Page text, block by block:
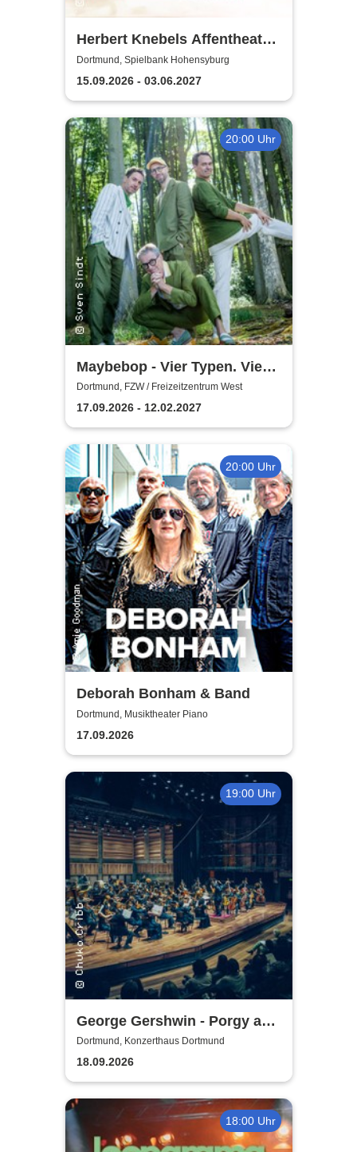
Herbert Knebels Affentheater
- Voll Karacho!
Dortmund, Spielbank Hohensyburg
15.09.2026 - 03.06.2027
20:00 Uhr
Maybebop - Vier Typen. Vier
Mikrofone. Sonst nichts.
Dortmund, FZW / Freizeitzentrum West
17.09.2026 - 12.02.2027
20:00 Uhr
Deborah Bonham & Band
Dortmund, Musiktheater Piano
17.09.2026
19:00 Uhr
George Gershwin - Porgy and
Bess | Konzerthaus
Dortmund
Dortmund, Konzerthaus Dortmund
18.09.2026
18:00 Uhr